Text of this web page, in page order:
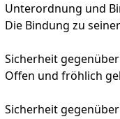
Unterordnung und
Die Bindung zu
Sicherheit
Offen und fröhlich
Sicherheit